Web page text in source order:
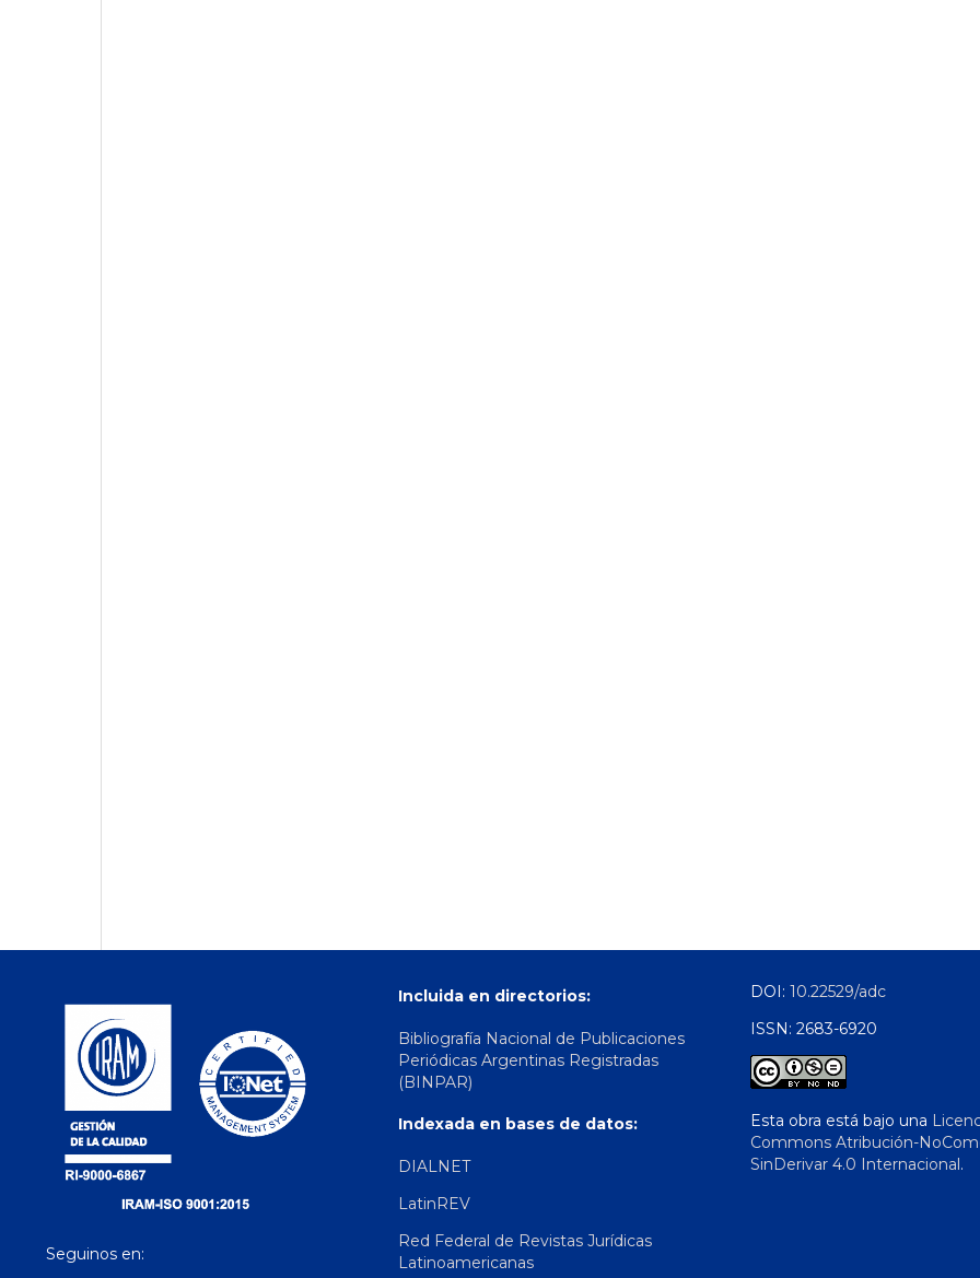
Seguinos en:
Incluida en directorios:
Bibliografía Nacional de Publicaciones
Periódicas Argentinas Registradas
(BINPAR)
Indexada en bases de datos:
DIALNET
LatinREV
Red Federal de Revistas Jurídicas
Latinoamericanas
DOI: 10.22529/adc
ISSN: 2683-6920
Esta obra está bajo una
Commons Atribución-
SinDerivar 4.0 Internacional.